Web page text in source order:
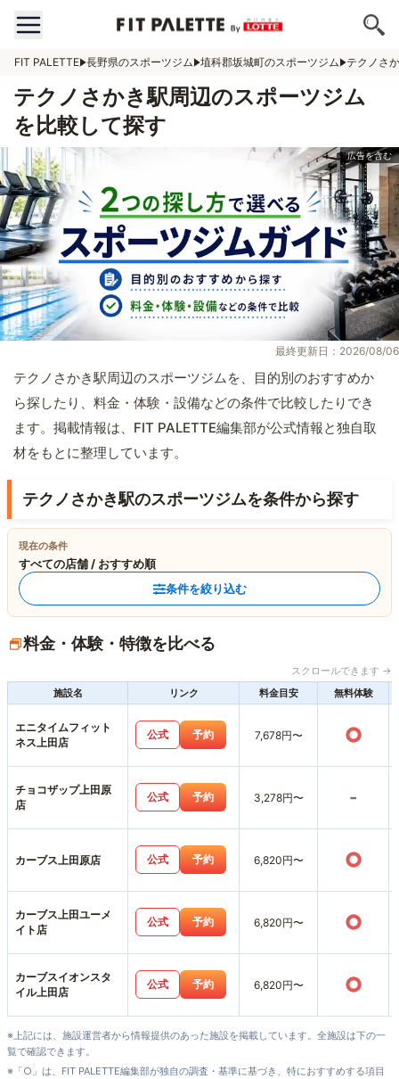
FIT PALETTE 長野県のスポーツジム 埴科郡坂城町のスポーツジム テクノさ
テクノさかき駅周辺のスポーツジム
を比較して探す
最終更新日：2026/08/06
テクノさかき駅周辺のスポーツジムを、目的別のおすすめか
ら探したり、料金・体験・設備などの条件で比較したりでき
ます。掲載情報は、FIT PALETTE編集部が公式情報と独自取
材をもとに整理しています。
テクノさかき駅のスポーツジムを条件から探す
現在の条件
すべての店舗 / おすすめ順
条件を絞り込む
料金・体験・特徴を比べる
スクロールできます →
施設名
リンク 料金目安 無料体験
エニタイムフィット
ネス上田店
公式 予約 7,678円〜 ○
チョコザップ上田原
店
公式 予約 3,278円〜 -
カーブス上田原店 公式 予約 6,820円〜 ○
カーブス上田ユーメ
イト店
公式 予約 6,820円〜 ○
カーブスイオンスタ
イル上田店
公式 予約 6,820円〜 ○
※上記には、施設運営者から情報提供のあった施設を掲載しています。全施設は下の一
覧で確認できます。
※「○」は、FIT PALETTE編集部が独自の調査・基準に基づき、特におすすめする項目